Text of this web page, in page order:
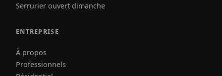
Serrurier ouvert dimanche
ENTREPRISE
À propos
Professionnels